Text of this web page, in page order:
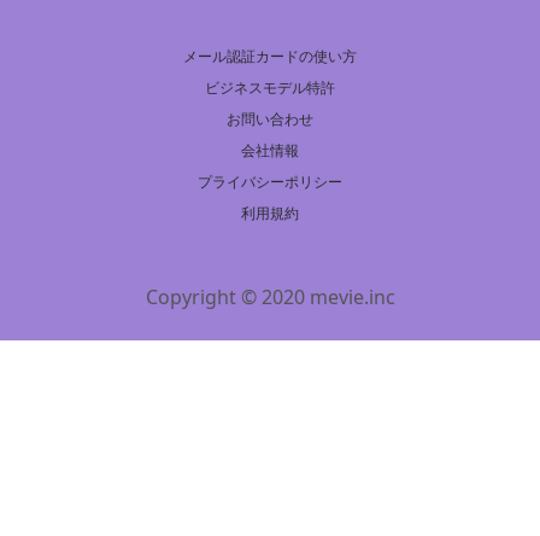
メール認証カードの使い方
ビジネスモデル特許
お問い合わせ
会社情報
プライバシーポリシー
利用規約
Copyright © 2020 mevie.inc